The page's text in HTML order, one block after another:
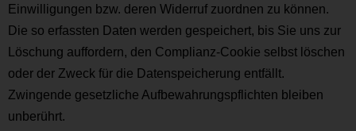
Einwilligungen bzw. deren Widerruf zuordnen zu können.
Die so erfassten Daten werden gespeichert, bis Sie uns zur
Löschung auffordern, den Complianz-Cookie selbst löschen
oder der Zweck für die Datenspeicherung entfällt.
Zwingende gesetzliche Aufbewahrungspflichten bleiben
unberührt.